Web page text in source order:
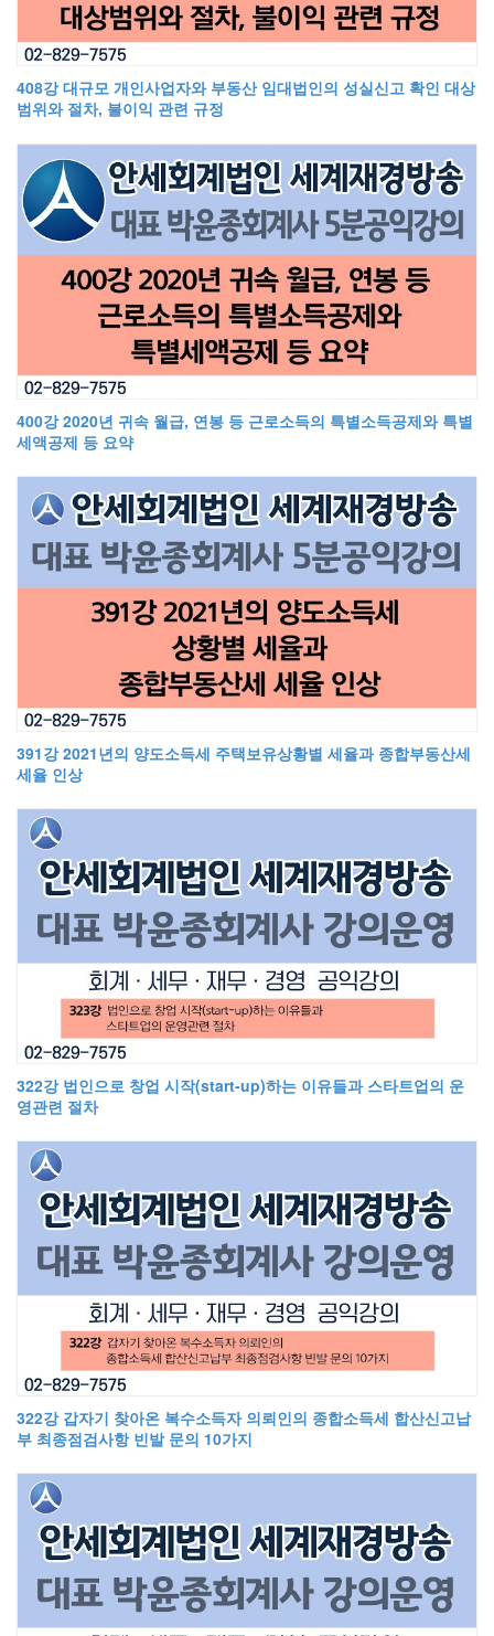
408강 대규모 개인사업자와 부동산 임대법인의 성실신고 확인 대상
범위와 절차, 불이익 관련 규정
400강 2020년 귀속 월급, 연봉 등 근로소득의 특별소득공제와 특별
세액공제 등 요약
391강 2021년의 양도소득세 주택보유상황별 세율과 종합부동산세
세율 인상
322강 법인으로 창업 시작(start-up)하는 이유들과 스타트업의 운
영관련 절차
322강 갑자기 찾아온 복수소득자 의뢰인의 종합소득세 합산신고납
부 최종점검사항 빈발 문의 10가지